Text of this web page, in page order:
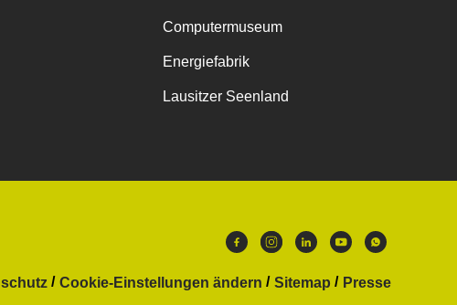
Computermuseum
Energiefabrik
Lausitzer Seenland
Cookie-Einstellungen ändern Sitemap
Presse